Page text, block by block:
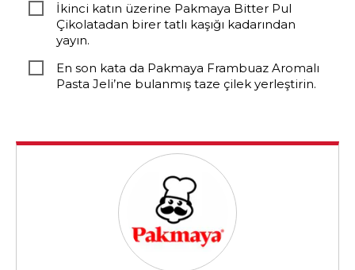
İkinci katın üzerine Pakmaya Bitter Pul
Çikolatadan birer tatlı kaşığı kadarından
yayın.
En son kata da Pakmaya Frambuaz Aromalı
Pasta Jeli’ne bulanmış taze çilek yerleştirin.